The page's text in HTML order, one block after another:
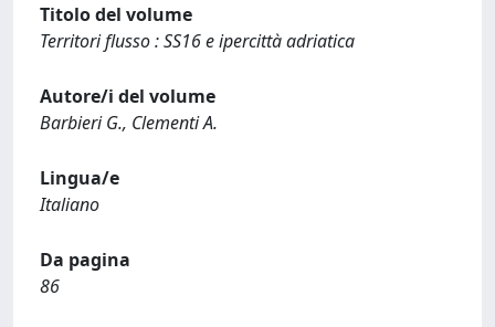
Titolo del volume
Territori flusso : SS16 e ipercittà adriatica
Autore/i del volume
Barbieri G., Clementi A.
Lingua/e
Italiano
Da pagina
86